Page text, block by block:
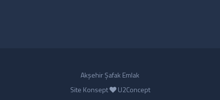
Akşehir Şafak Emlak
Site Konsept
U2Concept